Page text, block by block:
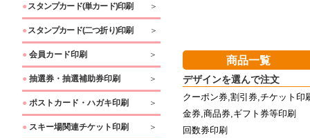
● スタンプカード(単カード)印刷
● スタンプカード(二つ折り)印刷
● 会員カード印刷
● 抽選券・抽選補助券印刷
● ポストカード・ハガキ印刷
● スキー場関連チケット印刷
商品一覧
デザインを選んで注文
クーポン券,割引券,チケット印
金券,商品券,ギフト券等印刷
回数券印刷